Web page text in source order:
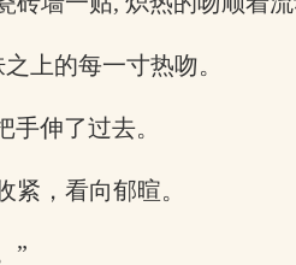
上的每一寸热吻。
伸了过去。
，看向郁暄。
”